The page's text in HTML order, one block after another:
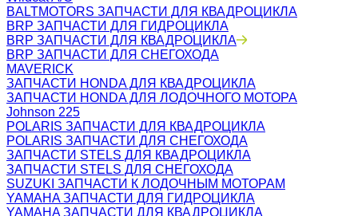
BALTMOTORS ЗАПЧАСТИ ДЛЯ КВАДРОЦИКЛА
BRP ЗАПЧАСТИ ДЛЯ ГИДРОЦИКЛА
BRP ЗАПЧАСТИ ДЛЯ КВАДРОЦИКЛА
BRP ЗАПЧАСТИ ДЛЯ СНЕГОХОДА
MAVERICK
ЗАПЧАСТИ HONDA ДЛЯ КВАДРОЦИКЛА
ЗАПЧАСТИ HONDA ДЛЯ ЛОДОЧНОГО МОТОРА
Johnson 225
POLARIS ЗАПЧАСТИ ДЛЯ КВАДРОЦИКЛА
POLARIS ЗАПЧАСТИ ДЛЯ СНЕГОХОДА
ЗАПЧАСТИ STELS ДЛЯ КВАДРОЦИКЛА
ЗАПЧАСТИ STELS ДЛЯ СНЕГОХОДА
SUZUKI ЗАПЧАСТИ К ЛОДОЧНЫМ МОТОРАМ
YAMAHA ЗАПЧАСТИ ДЛЯ ГИДРОЦИКЛА
YAMAHA ЗАПЧАСТИ ДЛЯ КВАДРОЦИКЛА